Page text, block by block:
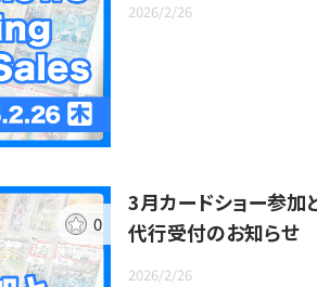
2026/2/26
0
3月カードショー参加
代行受付のお知らせ
2026/2/26